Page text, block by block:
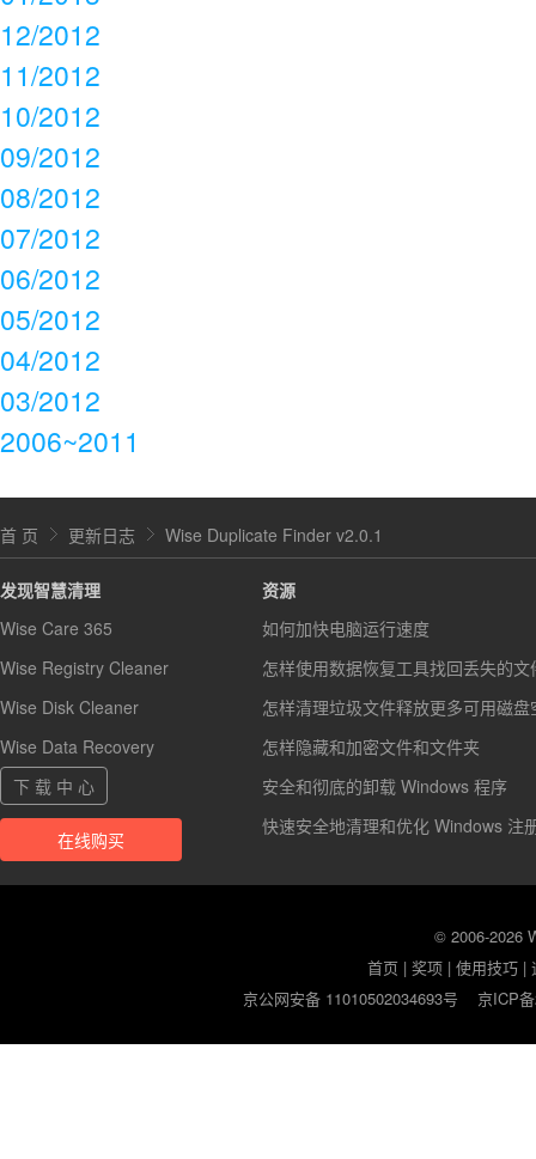
12/2012
11/2012
10/2012
09/2012
08/2012
07/2012
06/2012
05/2012
04/2012
03/2012
2006~2011
首 页 更新日志 Wise Duplicate Finder v2.0.1
发现智慧清理
Wise Care 365
Wise Registry Cleaner
Wise Disk Cleaner
Wise Data Recovery
下 载 中 心
在线购买
资源
如何加快电脑运行速度
怎样使用数据恢复工具找回丢失的文
怎样清理垃圾文件释放更多可用磁盘
怎样隐藏和加密文件和文件夹
安全和彻底的卸载 Windows 程序
快速安全地清理和优化 Windows 注
© 2006-2026
首页 |奖项 |使用技巧 |
京公网安备 11010502034693号
京ICP